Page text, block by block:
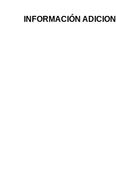
INFORMACIÓN